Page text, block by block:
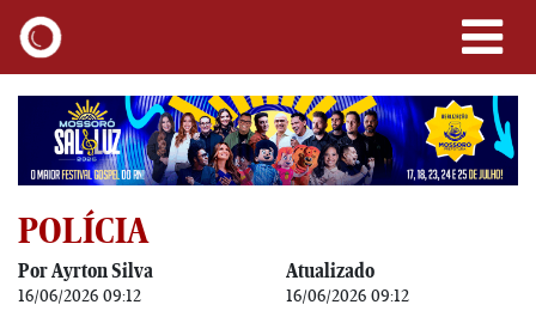
POLÍCIA
Por Ayrton Silva
16/06/2026 09:12
Atualizado
16/06/2026 09:12